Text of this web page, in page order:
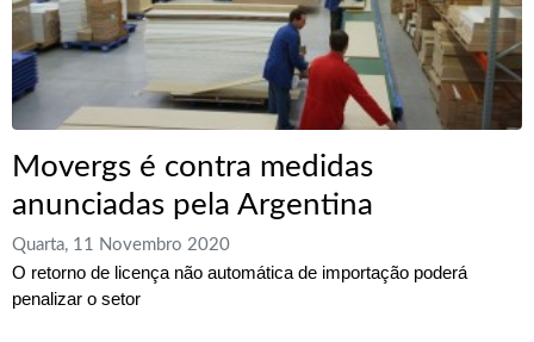
Movergs é contra medidas
anunciadas pela Argentina
Quarta, 11 Novembro 2020
O retorno de licença não automática de importação poderá
penalizar o setor